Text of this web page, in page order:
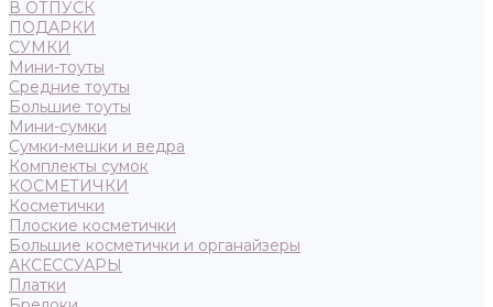
В ОТПУСК
ПОДАРКИ
СУМКИ
Мини-тоуты
Средние тоуты
Большие тоуты
Мини-сумки
Сумки-мешки и ведра
Комплекты сумок
КОСМЕТИЧКИ
Косметички
Плоские косметички
Большие косметички и органайзеры
АКСЕССУАРЫ
Платки